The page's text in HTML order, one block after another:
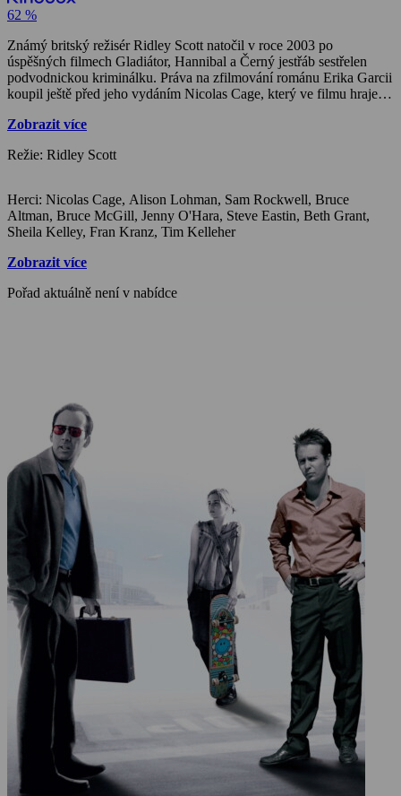
62 %
Známý britský režisér Ridley Scott natočil v roce 2003 po
úspěšných filmech Gladiátor, Hannibal a Černý jestřáb sestřelen
podvodnickou kriminálku. Práva na zfilmování románu Erika Garcii
koupil ještě před jeho vydáním Nicolas Cage, který ve filmu hraje
fobiemi a záchvaty úzkosti, které u něho propukají v naprosto
podvody a podfuky. V bance má uženo dost peněz na spokojený
Angelou, o jejíž existenci neměl dosud tušení. Kvůli ní se pustí s
parťákem Frankem do velkolepého podrazu na bohatého
podnikatele Frechetta. Jenže všechno dopadne úplně jinak, než
předpokládal. Nikde totiž není napsáno, že obětí podvodu se
nemůže stát sám podvodník Ale nakonec si Roy přece jen polepší;
zbaví se svých stresů a založí si novou existenci.
Zobrazit více
Režie: Ridley Scott
Herci: Nicolas Cage, Alison Lohman, Sam Rockwell, Bruce
Altman, Bruce McGill, Jenny O'Hara, Steve Eastin, Beth Grant,
Sheila Kelley, Fran Kranz, Tim Kelleher
Zobrazit více
Pořad aktuálně není v nabídce